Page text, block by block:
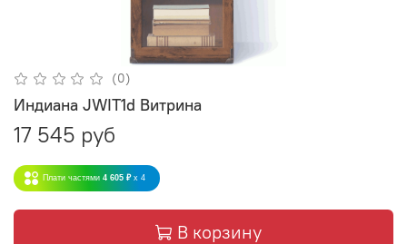
(0)
Индиана JWIT1d Витрина
17 545 руб
Плати частями 4 605 ₽ x 4
В корзину